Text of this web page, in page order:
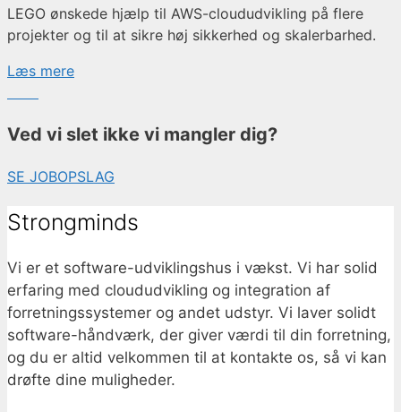
LEGO ønskede hjælp til AWS-cloududvikling på flere
projekter og til at sikre høj sikkerhed og skalerbarhed.
Læs mere
Ved vi slet ikke vi mangler dig?
SE JOBOPSLAG
Strongminds
Vi er et software-udviklingshus i vækst. Vi har solid
erfaring med cloududvikling og integration af
forretningssystemer og andet udstyr. Vi laver solidt
software-håndværk, der giver værdi til din forretning,
og du er altid velkommen til at kontakte os, så vi kan
drøfte dine muligheder.